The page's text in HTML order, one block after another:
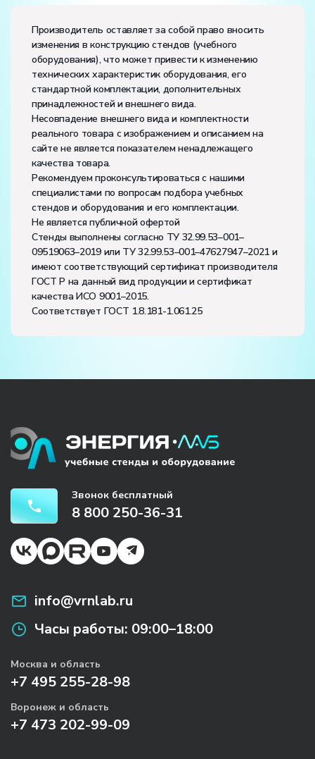
Производитель оставляет за собой право вносить
изменения в конструкцию стендов (учебного
оборудования), что может привести к изменению
технических характеристик оборудования, его
стандартной комплектации, дополнительных
принадлежностей и внешнего вида.
Несовпадение внешнего вида и комплектности
реального товара с изображением и описанием на
сайте не является показателем ненадлежащего
качества товара.
Рекомендуем проконсультироваться с нашими
специалистами по вопросам подбора учебных
стендов и оборудования и его комплектации.
Не является публичной офертой
Стенды выполнены согласно ТУ 32.99.53–001–
09519063–2019 или ТУ 32.99.53–001–47627947–2021 и
имеют соответствующий сертификат производителя
ГОСТ Р на данный вид продукции и сертификат
качества ИСО 9001–2015.
Соответствует ГОСТ 1.8.181-1.061.25
Звонок бесплатный
8 800 250-36-31
info@vrnlab.ru
Часы работы: 09:00–18:00
Москва и область
+7 495 255-28-98
Воронеж и область
+7 473 202-99-09